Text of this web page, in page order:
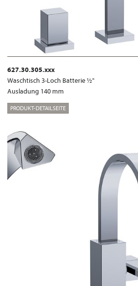
627.30.305.xxx
Waschtisch 3-Loch Batterie ½"
Ausladung 140 mm
PRODUKT-DETAILSEITE